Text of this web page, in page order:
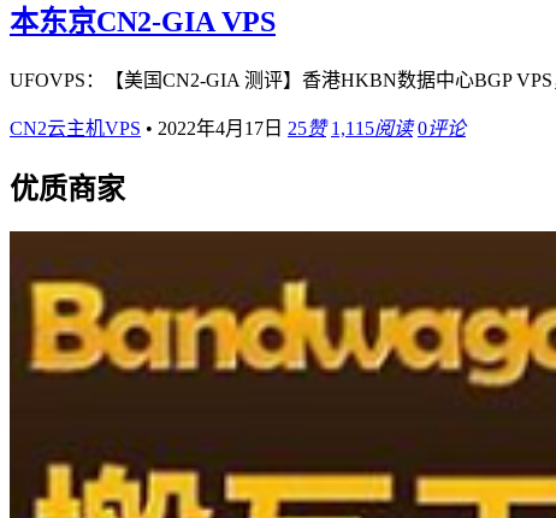
本东京CN2-GIA VPS
UFOVPS：【美国CN2-GIA 测评】香港HKBN数据中心BGP
CN2云主机VPS • 2022年4月17日 25赞 1,115阅读 0评论
优质商家